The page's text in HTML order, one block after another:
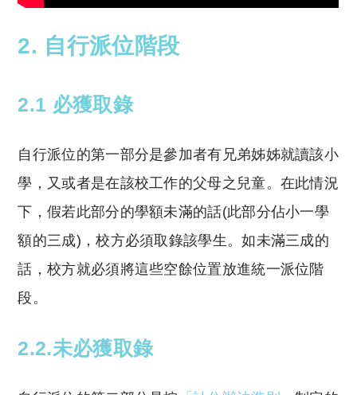
2. 自行派位階段
2.1 必獲取錄
自行派位的第一部分是參加者有兄弟姊姊就讀該小
學，又或者是在該校工作的父母之兒童。在此情況
下，假若此部分的學額未滿的話(此部分佔小一學
額的三成)，校方必須取錄該學生。如未滿三成的
話，校方就必須將這些空餘位置放進統一派位階
段。
2.2.未必獲取錄